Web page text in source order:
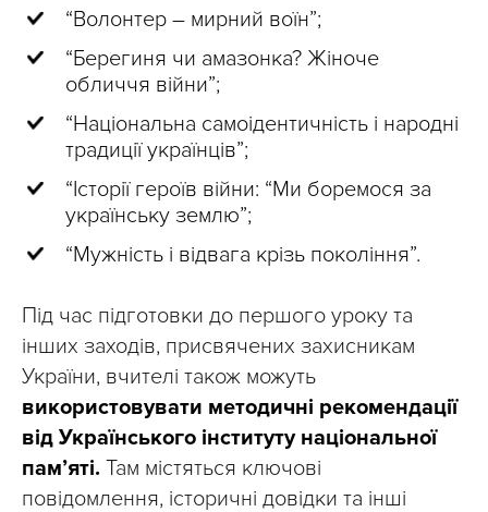
“Волонтер – мирний воїн”;
“Берегиня чи амазонка? Жіноче
обличчя війни”;
“Національна самоідентичність і народні
традиції українців”;
“Історії героїв війни: “Ми боремося за
українську землю”;
“Мужність і відвага крізь покоління”.
Під час підготовки до першого уроку та
інших заходів, присвячених захисникам
України, вчителі також можуть
використовувати методичні рекомендації
від Українського інституту національної
пам’яті. Там містяться ключові
повідомлення, історичні довідки та інші